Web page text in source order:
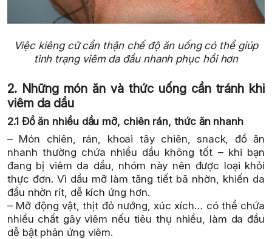
Việc kiêng cữ cẩn thận chế độ ăn uống có thể giúp
tình trạng viêm da đầu nhanh phục hồi hơn
2. Những món ăn và thức uống cần tránh khi
viêm da dầu
2.1 Đồ ăn nhiều dầu mỡ, chiên rán, thức ăn nhanh
– Món chiên, rán, khoai tây chiên, snack, đồ ăn
nhanh thường chứa nhiều dầu không tốt – khi bạn
đang bị viêm da dầu, nhóm này nên được loại khỏi
thực đơn. Vì dầu mỡ làm tăng tiết bã nhờn, khiến da
đầu nhờn rít, dễ kích ứng hơn.
– Mỡ động vật, thịt đỏ nướng, xúc xích… có thể chứa
nhiều chất gây viêm nếu tiêu thụ nhiều, làm da đầu
dễ bật phản ứng viêm.